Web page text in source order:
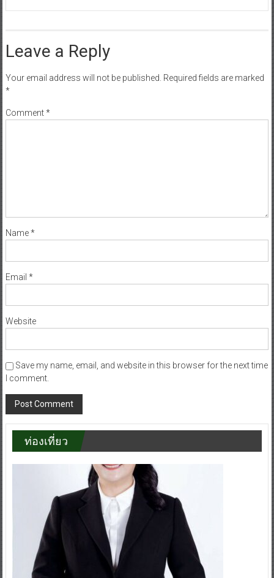
Leave a Reply
Your email address will not be published. Required fields are marked
*
Comment*
Name*
Email *
Website
Save my name, email, and website in this browser for the next time
I comment.
ท่องเที่ยว